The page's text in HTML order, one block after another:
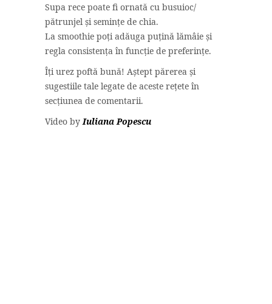
Supa rece poate fi ornată cu busuioc/
pătrunjel și semințe de chia.
La smoothie poți adăuga puțină lămâie și
regla consistența în funcție de preferințe.
Îți urez poftă bună! Aștept părerea și
sugestiile tale legate de aceste rețete în
secțiunea de comentarii.
Video byIuliana Popescu